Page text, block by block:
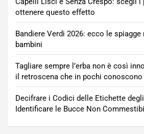
ottenere questo effetto
Bandiere Verdi 2026: ecco le
bambini
Tagliare sempre l’erba non è così
il retroscena che in pochi conoscono
Decifrare i Codici delle Etichette
Identificare le Bucce Non